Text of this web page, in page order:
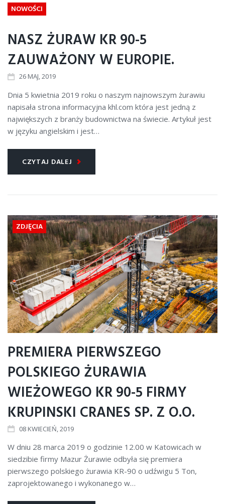
NOWOŚCI
NASZ ŻURAW KR 90-5
ZAUWAŻONY W EUROPIE.
26MAJ, 2019
Dnia 5 kwietnia 2019 roku o naszym najnowszym żurawiu
napisała strona informacyjna khl.com która jest jedną z
największych z branży budownictwa na świecie. Artykuł jest
w języku angielskim i jest…
CZYTAJ DALEJ
ZDJĘCIA
PREMIERA PIERWSZEGO
POLSKIEGO ŻURAWIA
WIEŻOWEGO KR 90-5 FIRMY
KRUPINSKI CRANES SP. Z O.O.
08KWIECIEŃ, 2019
W dniu 28 marca 2019 o godzinie 12.00 w Katowicach w
siedzibie firmy Mazur Żurawie odbyła się premiera
pierwszego polskiego żurawia KR-90 o udźwigu 5 Ton,
zaprojektowanego i wykonanego w…